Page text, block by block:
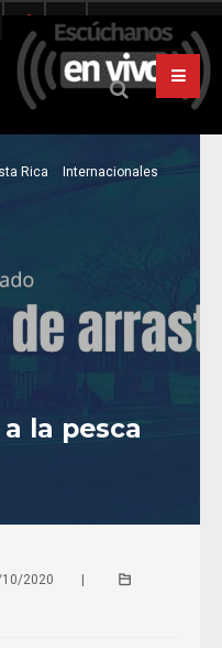
Rica
Internacionales
la pesca
2020
|